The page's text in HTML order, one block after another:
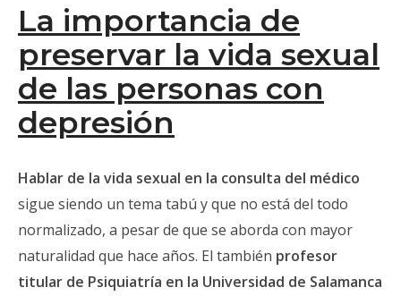
La importancia de
preservar la vida sexual
de las personas con
depresión
Hablar de la vida sexual en la consulta del médico
sigue siendo un tema tabú y que no está del todo
normalizado, a pesar de que se aborda con mayor
naturalidad que hace años. El también profesor
titular de Psiquiatría en la Universidad de Salamanca